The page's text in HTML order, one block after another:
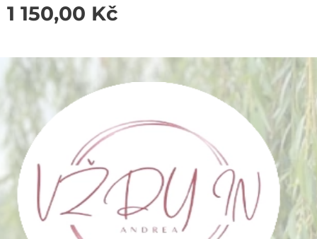
1 150,00 Kč